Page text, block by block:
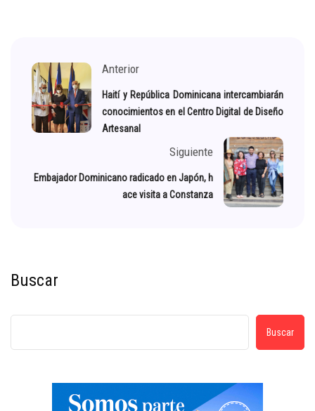
Anterior
Haití y República Dominicana intercambiarán
conocimientos en el Centro Digital de Diseño
Artesanal
Siguiente
Embajador Dominicano radicado en Japón, h
ace visita a Constanza
Buscar
Buscar